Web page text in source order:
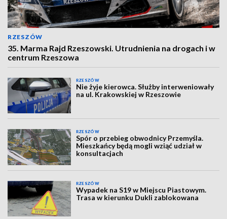
RZESZÓW
35. Marma Rajd Rzeszowski. Utrudnienia na drogach i w
centrum Rzeszowa
RZESZÓW
Nie żyje kierowca. Służby interweniowały
na ul. Krakowskiej w Rzeszowie
RZESZÓW
Spór o przebieg obwodnicy Przemyśla.
Mieszkańcy będą mogli wziąć udział w
konsultacjach
RZESZÓW
Wypadek na S19 w Miejscu Piastowym.
Trasa w kierunku Dukli zablokowana